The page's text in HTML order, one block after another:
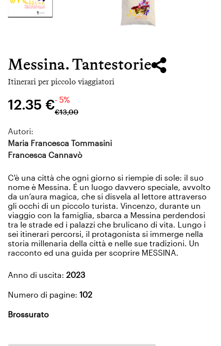
Messina. Tantestorie
Itinerari per piccolo viaggiatori
12.35 €- 5%
€13,00
Autori:
Maria Francesca Tommasini
Francesca Cannavò
C'è una città che ogni giorno si riempie di sole: il suo
nome è Messina. É un luogo davvero speciale, avvolto
da un’aura magica, che si disvela al lettore attraverso
gli occhi di un piccolo turista. Vincenzo, durante un
viaggio con la famiglia, sbarca a Messina perdendosi
tra le strade ed i palazzi che brulicano di vita. Lungo i
sei itinerari percorsi, il protagonista si immerge nella
storia millenaria della città e nelle sue tradizioni. Un
racconto ed una guida per scoprire MESSINA.
Anno di uscita: 2023
Numero di pagine: 102
Brossurato